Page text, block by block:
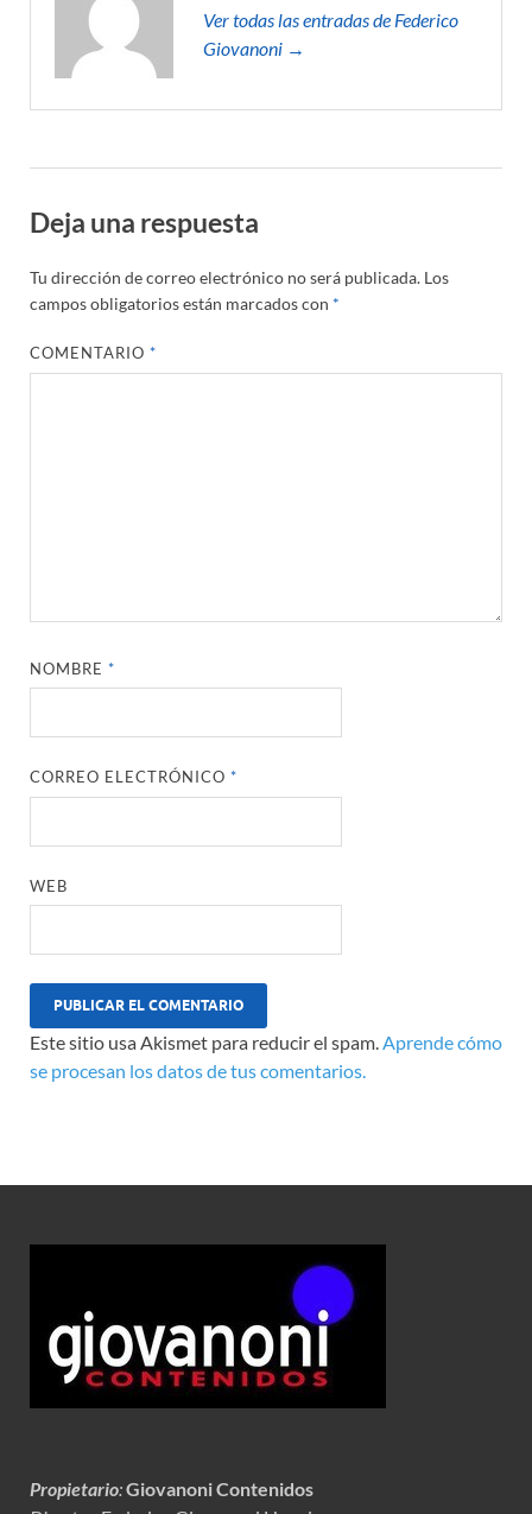
Ver todas las entradas de Federico
Giovanoni →
Deja una respuesta
Tu dirección de correo electrónico no será publicada. Los
campos obligatorios están marcados con *
COMENTARIO*
NOMBRE*
CORREO ELECTRÓNICO*
WEB
Este sitio usa Akismet para reducir el spam.Aprende cómo
se procesan los datos de tus comentarios.
Propietario:Giovanoni Contenidos